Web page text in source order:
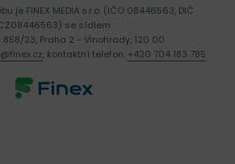
je FINEX MEDIA s.r.o. (IČO 08446563, DIČ
se sídlem
23, Praha 2 - Vinohrady, 120 00
, kontaktní telefon: +420 704 183 785